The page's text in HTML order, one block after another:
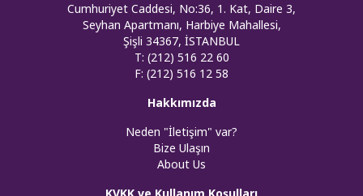
Cumhuriyet Caddesi, No:36, 1. Kat, Daire 3,
Seyhan Apartmanı, Harbiye Mahallesi,
Şişli 34367, İSTANBUL
T: (212) 516 22 60
F: (212) 516 12 58
Hakkımızda
Neden "İletişim" var?
Bize Ulaşın
About Us